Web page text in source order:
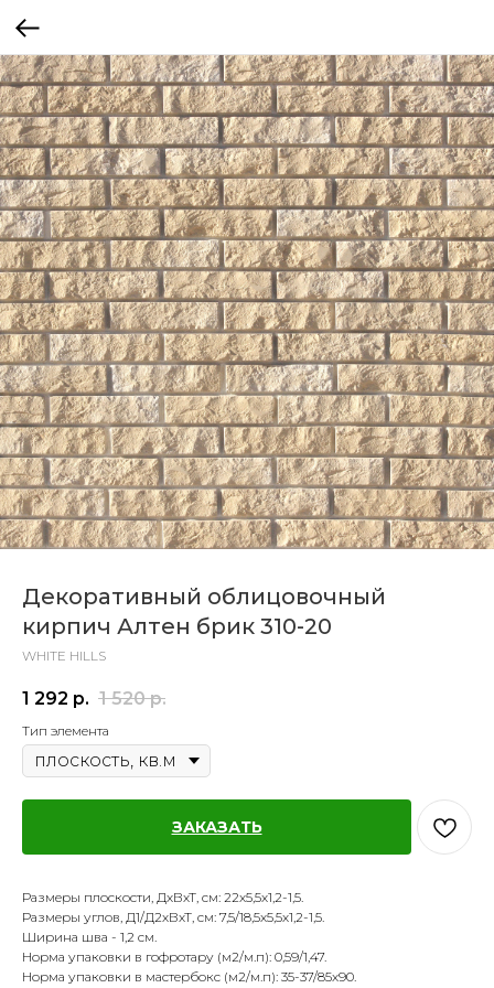
Декоративный облицовочный
кирпич Алтен брик 310-20
WHITE HILLS
1 292 р. 1 520 р.
Тип элемента
ЗАКАЗАТЬ
Размеры плоскости, ДхВхТ, см: 22х5,5х1,2-1,5.
Размеры углов, Д1/Д2хВхТ, см: 7,5/18,5х5,5х1,2-1,5.
Ширина шва - 1,2 см.
Норма упаковки в гофротару (м2/м.п): 0,59/1,47.
Норма упаковки в мастербокс (м2/м.п): 35-37/85х90.